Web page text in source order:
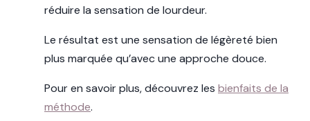
réduire la sensation de lourdeur.
Le résultat est une sensation de légèreté bien
plus marquée qu’avec une approche douce.
Pour en savoir plus, découvrez les bienfaits de la
méthode.